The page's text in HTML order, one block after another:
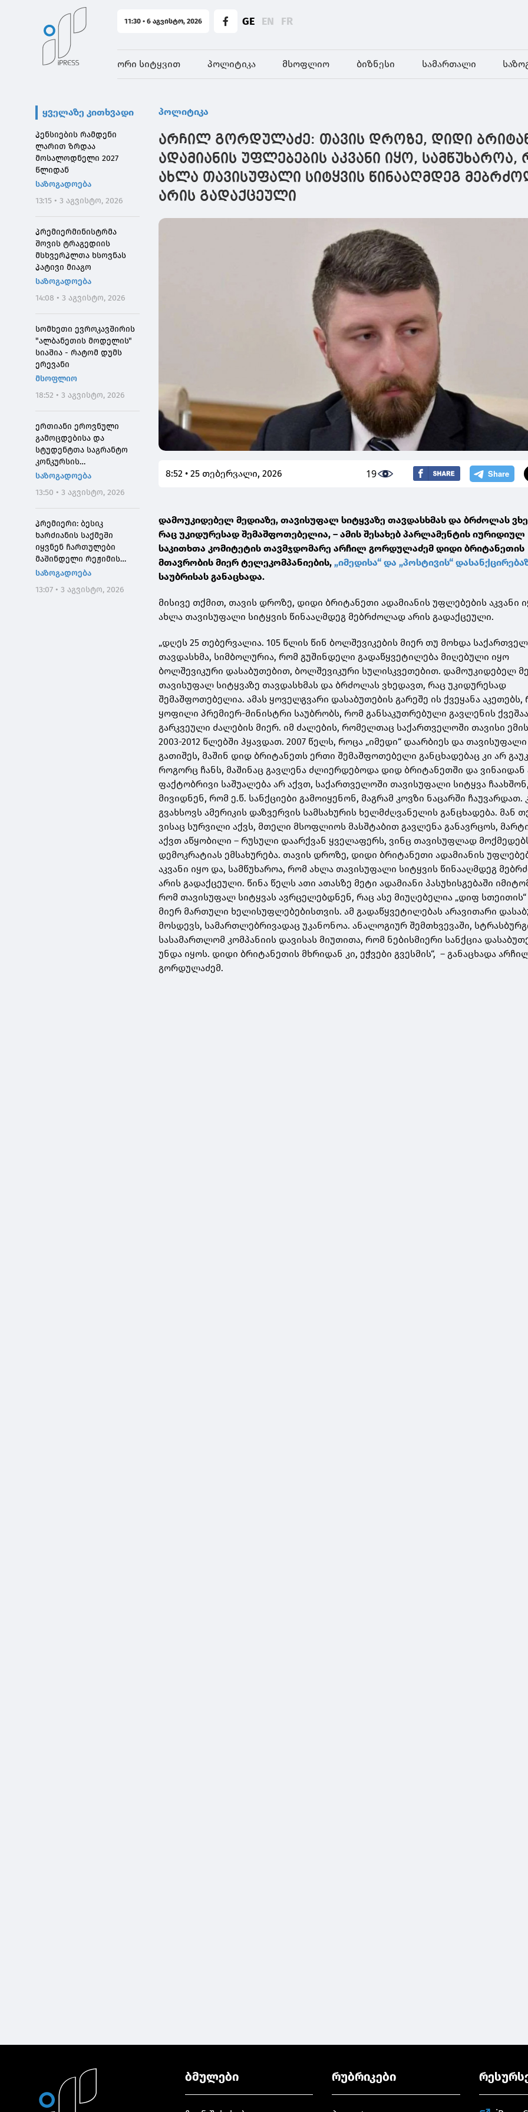
11:30 • 6 აგვისტო, 2026 GE EN FR
ორი სიტყვით პოლიტიკა მსოფლიო ბიზნესი სამართალი
ყველაზე კითხვადი
პენსიების რამდენი
ლარით ზრდაა
მოსალოდნელი 2027
წლიდან
საზოგადოება
13:15 • 3 აგვისტო, 2026
პრემიერმინისტრმა
შოვის ტრაგედიის
მსხვერპლთა ხსოვნას
პატივი მიაგო
საზოგადოება
14:08 • 3 აგვისტო, 2026
სომხეთი ევროკავშირის
"ალბანეთის მოდელის"
სიაშია - რატომ დუმს
ერევანი
მსოფლიო
18:52 • 3 აგვისტო, 2026
ერთიანი ეროვნული
გამოცდებისა და
სტუდენტთა საგრანტო
კონკურსის
მონაწილეებისთვის
განაცხადების მიღება 4
აგვისტოს 10:00
საათიდან დაიწყება
საზოგადოება
13:50 • 3 აგვისტო, 2026
პრემიერი: ბესიკ
ხარძიანის საქმეში
იყვნენ ჩართულები
მაშინდელი რეჟიმის
მაღალჩინოსნები, ეს
შეგვახსენებს იმას, თუ
საზოგადოება
13:07 • 3 აგვისტო, 2026
პოლიტიკა
არჩილ გორდულაძე: თავის დროზე, დიდი
ადამიანის უფლებების აკვანი იყო, სამწუხაროა,
ახლა თავისუფალი სიტყვის წინააღმდეგ
არის გადაქცეული
8:52 • 25 თებერვალი, 2026 19
დამოუკიდებელ მედიაზე, თავისუფალ სიტყვაზე თავდასხმას და ბრძოლას
რაც უკიდურესად შემაშფოთებელია, – ამის შესახებ პარლამენტის იურიდიულ
საკითხთა კომიტეტის თავმჯდომარე არჩილ გორდულაძემ დიდი ბრიტანეთის
მთავრობის მიერ ტელეკომპანიების, „იმედისა“ და „პოსტივის“
საუბრისას განაცხადა.
მისივე თქმით, თავის დროზე, დიდი ბრიტანეთი ადამიანის უფლებების აკვანი
ახლა თავისუფალი სიტყვის წინააღმდეგ მებრძოლად არის გადაქცეული.
„დღეს 25 თებერვალია. 105 წლის წინ ბოლშევიკების მიერ თუ მოხდა
თავდასხმა, სიმბოლურია, რომ გუშინდელი გადაწყვეტილება მიღებული იყო
ბოლშევიკური დასაბუთებით, ბოლშევიკური სულისკვეთებით. დამოუკიდებელ
თავისუფალ სიტყვაზე თავდასხმას და ბრძოლას ვხედავთ, რაც უკიდურესად
შემაშფოთებელია. ამას ყოველგვარი დასაბუთების გარეშე ის ქვეყანა
ყოფილი პრემიერ-მინისტრი საუბრობს, რომ განსაკუთრებული გავლენის ქვეშაა
გარკვეული ძალების მიერ. იმ ძალების, რომელთაც საქართველოში თავისი
2003-2012 წლებში ჰყავდათ. 2007 წელს, როცა „იმედი“ დაარბიეს და
გათიშეს, მაშინ დიდ ბრიტანეთს ერთი შემაშფოთებელი განცხადებაც კი არ
როგორც ჩანს, მაშინაც გავლენა ძლიერდებოდა დიდ ბრიტანეთში და ვინაიდან
ფაქტობრივი საშუალება არ აქვთ, საქართველოში თავისუფალი სიტყვა
მივიდნენ, რომ ე.წ. სანქციები გამოიყენონ, მაგრამ კოვზი ნაცარში ჩაუვარდათ.
გვახსოვს ამერიკის დაზვერვის სამსახურის ხელმძღვანელის განცხადება. მან
ვისაც სურვილი აქვს, მთელი მსოფლიოს მასშტაბით გავლენა განავრცოს,
აქვთ აწყობილი – რუსული დაარქვან ყველაფერს, ვინც თავისუფლად
დემოკრატიას ემსახურება. თავის დროზე, დიდი ბრიტანეთი ადამიანის
აკვანი იყო და, სამწუხაროა, რომ ახლა თავისუფალი სიტყვის წინააღმდეგ
არის გადაქცეული. წინა წელს ათი ათასზე მეტი ადამიანი პასუხისგებაში
რომ თავისუფალ სიტყვას ავრცელებდნენ, რაც ასე მიუღებელია „დიფ სთეითის“
მიერ მართული ხელისუფლებებისთვის. ამ გადაწყვეტილებას არავითარი
მოსდევს, სამართლებრივადაც უკანონოა. ანალოგიურ შემთხვევაში,
სასამართლომ კომპანიის დავისას მიუთითა, რომ ნებისმიერი სანქცია
უნდა იყოს. დიდი ბრიტანეთის მხრიდან კი, ეჭვები გვესმის“, – განაცხადა
გორდულაძემ.
ბმულები რუბრიკები